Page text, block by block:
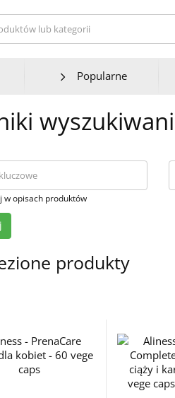
produktów lub kategorii
Popularne
w opisach produktów
produkty